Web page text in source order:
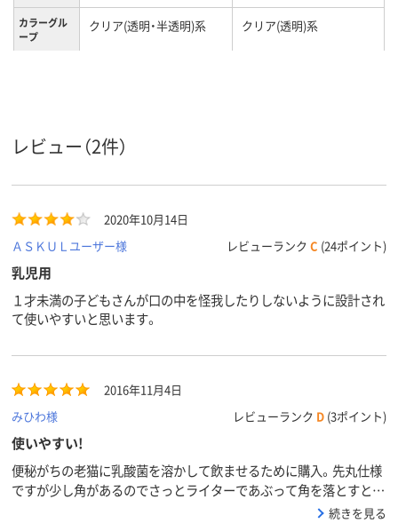
カラーグル
ープ
クリア(透明・半透明)系 クリア(透明)系
レビュー（2件）
2020年10月14日
ＡＳＫＵＬユーザー様
レビューランク C (24ポイント)
乳児用
１才未満の子どもさんが口の中を怪我したりしないように設計され
て使いやすいと思います。
2016年11月4日
みひわ様
レビューランク D (3ポイント)
使いやすい!
便秘がちの老猫に乳酸菌を溶かして飲ませるために購入。先丸仕様
ですが少し角があるのでさっとライターであぶって角を落とすと猫
の口にも入れやすく、シリンジより嫌がらずに飲んでくれます。軽
続きを見る